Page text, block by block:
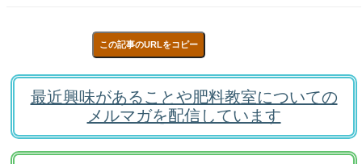
この記事のURLをコピー
最近興味があることや肥料教室についての
メルマガを配信しています